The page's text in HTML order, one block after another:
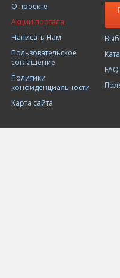
О проекте
Акции портала!
Написать Нам
Пользовательское
соглашение
Политики
конфиденциальности
Карта сайта
FAQ